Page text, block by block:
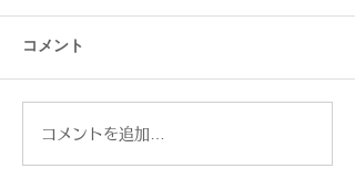
【糖尿病治療3ヶ月目】
HbA1cが5.0に！マンジャ
コメント
コメントを追加…